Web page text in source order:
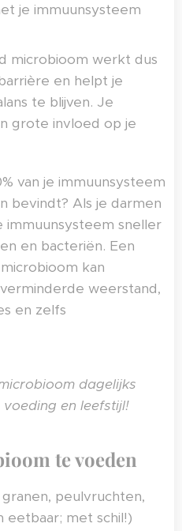
je immuunsysteem
microbioom werkt dus
en helpt je
te blijven. Je
grote invloed op je
van je immuunsysteem
bevindt? Als je darmen
immuunsysteem sneller
en bacteriën. Een
kan
weerstand,
en zelfs
dagelijks
en leefstijl!
te voeden
peulvruchten,
met schil!)